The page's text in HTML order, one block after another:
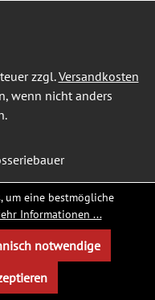
zzgl.Versandkosten
wenn nicht anders
um eine bestmögliche
Informationen ...
notwendige